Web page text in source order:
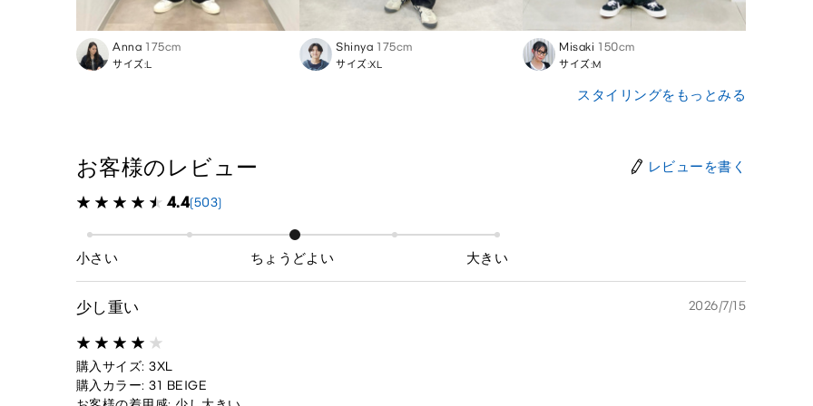
Anna 175cm
サイズ:L
Shinya 175cm
サイズ:XL
Misaki 150cm
サイズ:M
スタイリングをもっとみる
お客様のレビュー レビューを書く
4.4(503)
小さい ちょうどよい 大きい
少し重い 2026/7/15
購入サイズ: 3XL
購入カラー: 31 BEIGE